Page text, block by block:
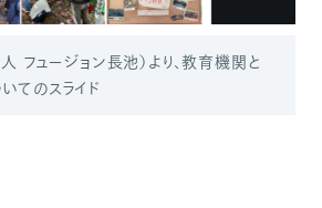
フュージョン長池）より、教育機関と
てのスライド